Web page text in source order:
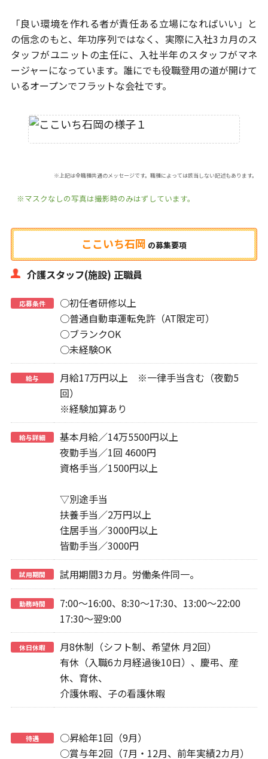
「良い環境を作れる者が責任ある立場になればいい」と
の信念のもと、年功序列ではなく、実際に入社3カ月のス
タッフがユニットの主任に、
入社半年のスタッフがマネ
ージャーになっています。 誰にでも役職登用の道が開けて
いるオープンでフラットな会社です。
※上記は全職種共通のメッセージです。職種によっては該当しない記述もあります。
※マスクなしの写真は撮影時のみはずしています。
ここいち石岡 の募集要項
介護スタッフ(施設) 正職員
応募条件
○初任者研修以上
○普通自動車運転免許（AT限定可）
○ブランクOK
○未経験OK
給与
月給17万円以上 ※一律手当含む（夜勤5
回）
※経験加算あり
給与詳細
基本月給／14万5500円以上
夜勤手当／1回 4600円
資格手当／1500円以上
▽別途手当
扶養手当／2万円以上
住居手当／3000円以上
皆勤手当／3000円
試用期間 試用期間3カ月。労働条件同一。
勤務時間
7:00～16:00、8:30～17:30、13:00～22:00
17:30～翌9:00
休日休暇
月8休制（シフト制、希望休 月2回）
有休（入職6カ月経過後10日）、慶弔、産
休、育休、
介護休暇、子の看護休暇
待遇
○昇給年1回（9月）
○賞与年2回（7月・12月、前年実績2カ月）